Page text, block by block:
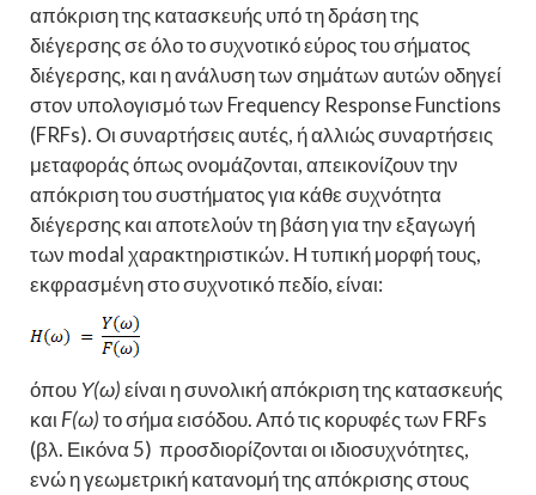
απόκριση της κατασκευής υπό τη δράση της
διέγερσης σε όλο το συχνοτικό εύρος του σήματος
διέγερσης, και η ανάλυση των σημάτων αυτών οδηγεί
στον υπολογισμό των Frequency Response Functions
(FRFs). Οι συναρτήσεις αυτές, ή αλλιώς συναρτήσεις
μεταφοράς όπως ονομάζονται, απεικονίζουν την
απόκριση του συστήματος για κάθε συχνότητα
διέγερσης και αποτελούν τη βάση για την εξαγωγή
των modal χαρακτηριστικών. Η τυπική μορφή τους,
εκφρασμένη στο συχνοτικό πεδίο, είναι:
όπου Υ(ω)είναι η συνολική απόκριση της κατασκευής
και F(ω)το σήμα εισόδου. Από τις κορυφές των FRFs
(βλ. Εικόνα 5) προσδιορίζονται οι ιδιοσυχνότητες,
ενώ η γεωμετρική κατανομή της απόκρισης στους